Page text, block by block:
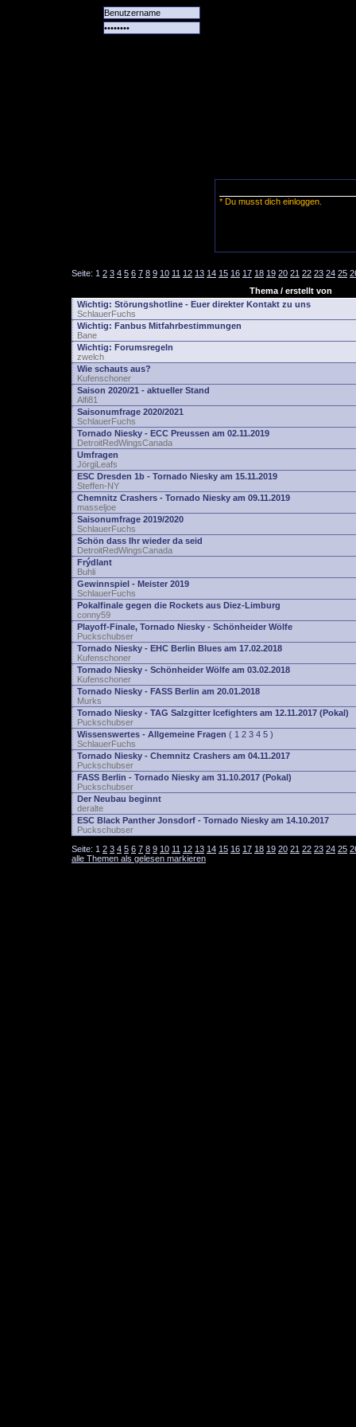
* Du musst dich einloggen.
Seite: 1 2 3 4 5 6 7 8 9 10 11 12 13 14 15 16 17 18 19 20 21 22 23 24 25
Thema / erstellt von
Wichtig: Störungshotline - Euer direkter Kontakt zu uns
SchlauerFuchs
Wichtig: Fanbus Mitfahrbestimmungen
Bane
Wichtig: Forumsregeln
zwelch
Wie schauts aus?
Kufenschoner
Saison 2020/21 - aktueller Stand
Alfi81
Saisonumfrage 2020/2021
SchlauerFuchs
Tornado Niesky - ECC Preussen am 02.11.2019
DetroitRedWingsCanada
Umfragen
JörgiLeafs
ESC Dresden 1b - Tornado Niesky am 15.11.2019
Steffen-NY
Chemnitz Crashers - Tornado Niesky am 09.11.2019
masseljoe
Saisonumfrage 2019/2020
SchlauerFuchs
Schön dass Ihr wieder da seid
DetroitRedWingsCanada
Frýdlant
Buhli
Gewinnspiel - Meister 2019
SchlauerFuchs
Pokalfinale gegen die Rockets aus Diez-Limburg
conny59
Playoff-Finale, Tornado Niesky - Schönheider Wölfe
Puckschubser
Tornado Niesky - EHC Berlin Blues am 17.02.2018
Kufenschoner
Tornado Niesky - Schönheider Wölfe am 03.02.2018
Kufenschoner
Tornado Niesky - FASS Berlin am 20.01.2018
Murks
Tornado Niesky - TAG Salzgitter Icefighters am 12.11.2017 (Pokal)
Puckschubser
Wissenswertes - Allgemeine Fragen ( 1 2 3 4 5 )
SchlauerFuchs
Tornado Niesky - Chemnitz Crashers am 04.11.2017
Puckschubser
FASS Berlin - Tornado Niesky am 31.10.2017 (Pokal)
Puckschubser
Der Neubau beginnt
deralte
ESC Black Panther Jonsdorf - Tornado Niesky am 14.10.2017
Puckschubser
Seite: 1 2 3 4 5 6 7 8 9 10 11 12 13 14 15 16 17 18 19 20 21 22 23 24 25
alle Themen als gelesen markieren